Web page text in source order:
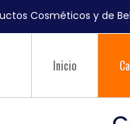
Cosméticos y de
Inicio